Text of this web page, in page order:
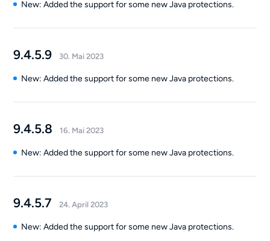
New: Added the support for some new Java protections.
9.4.5.9 30. Mai 2023
New: Added the support for some new Java protections.
9.4.5.8 16. Mai 2023
New: Added the support for some new Java protections.
9.4.5.7 24. April 2023
New: Added the support for some new Java protections.